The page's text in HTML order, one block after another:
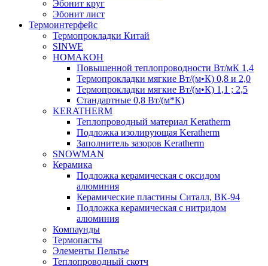
Эбонит круг
Эбонит лист
Термоинтерфейс
Термопрокладки Китай
SINWE
НОМАКОН
Повышенной теплопроводности Вт/мК 1,4
Термопрокладки мягкие Вт/(м•К) 0,8 и 2,0
Термопрокладки мягкие Вт/(м•К) 1,1 ; 2,5
Стандартные 0,8 Вт/(м*К)
KERATHERM
Теплопроводный материал Keratherm
Подложка изолирующая Keratherm
Заполнитель зазоров Keratherm
SNOWMAN
Керамика
Подложка керамическая с оксидом
алюминия
Керамические пластины Ситалл, ВК-94
Подложка керамическая с нитридом
алюминия
Компаунды
Термопасты
Элементы Пельтье
Теплопроводный скотч